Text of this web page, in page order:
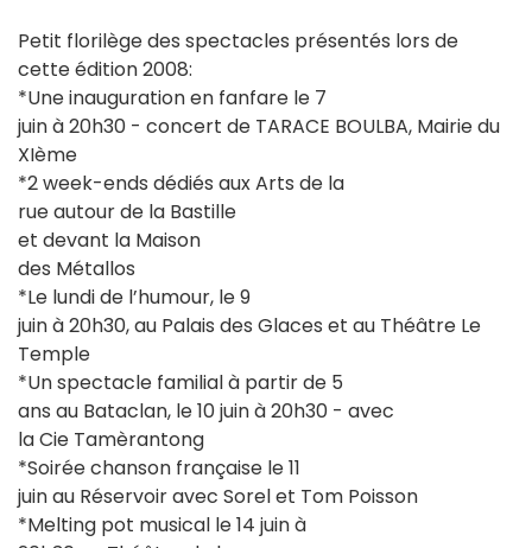
Petit florilège des spectacles présentés lors de
cette édition 2008:
*Une inauguration en fanfare le 7
juin à 20h30 - concert de TARACE BOULBA, Mairie du
XIème
*2 week-ends dédiés aux Arts de la
rue autour de la Bastille
et devant la Maison
des Métallos
*Le lundi de l’humour, le 9
juin à 20h30, au Palais des Glaces et au Théâtre Le
Temple
*Un spectacle familial à partir de 5
ans au Bataclan, le 10 juin à 20h30 - avec
la Cie Tamèrantong
*Soirée chanson française le 11
juin au Réservoir avec Sorel et Tom Poisson
*Melting pot musical le 14 juin à